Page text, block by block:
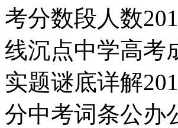
考分数段人数
线沉点中学高考
实题谜底详解
分中考词条公办